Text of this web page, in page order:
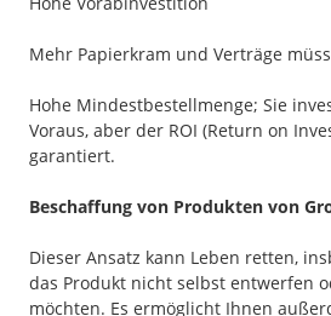
Mehr Papierkram und Verträge
Hohe Mindestbestellmenge; Sie
Voraus, aber der ROI (Return on
garantiert.
Beschaffung von Produkten von
Dieser Ansatz kann Leben retten,
das Produkt nicht selbst entwerfen
möchten. Es ermöglicht Ihnen